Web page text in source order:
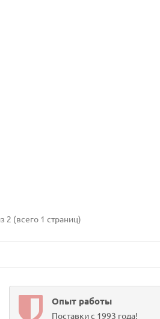
2 (всего 1 страниц)
Опыт работы
Поставки с 1993 года!